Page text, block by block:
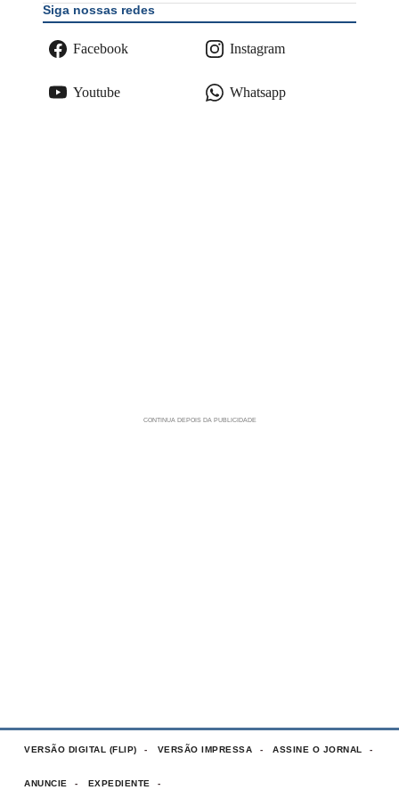
Siga nossas redes
Facebook Instagram
Youtube Whatsapp
VERSÃO DIGITAL (FLIP) VERSÃO IMPRESSA ASSINE O JORNAL
ANUNCIE EXPEDIENTE